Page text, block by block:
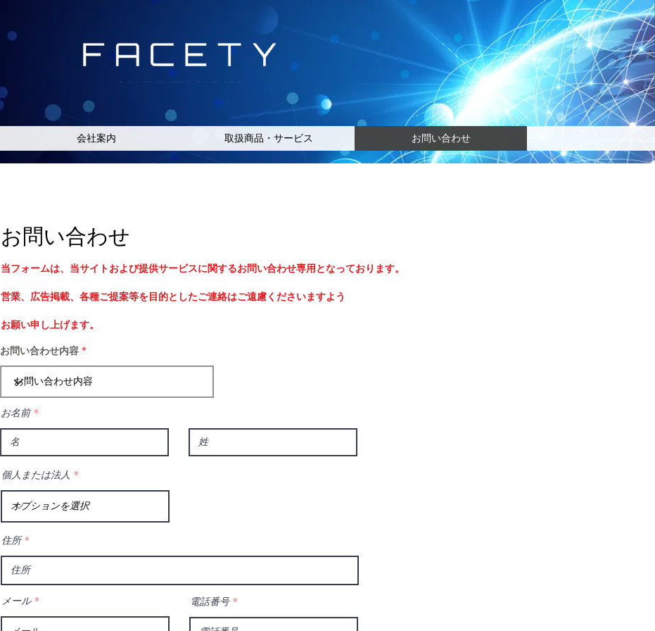
会社案内 取扱商品・サービス お問い合わせ
お問い合わせ
当フォームは、当サイトおよび提供サービスに関するお問い合わせ専用となっております。
営業、広告掲載、各種ご提案等を目的としたご連絡はご遠慮くださいますよう
お願い申し上げます。
お問い合わせ内容
お名前
個人または法人
住所
メール 電話番号